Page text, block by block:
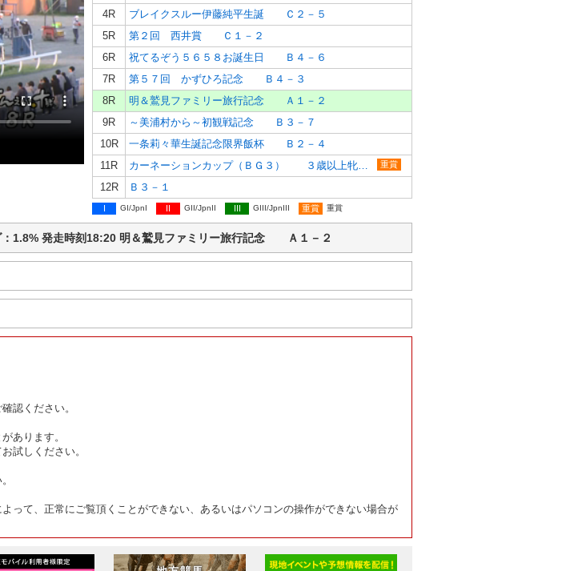
4R
ブレイクスルー伊藤純平生誕 Ｃ２－５
5R
第２回 西井賞 Ｃ１－２
6R
祝てるぞう５６５８お誕生日 Ｂ４－６
7R
第５７回 かずひろ記念 Ｂ４－３
8R
明＆鷲見ファミリー旅行記念 Ａ１－２
9R
～美浦村から～初観戦記念 Ｂ３－７
10R
一条莉々華生誕記念限界飯杯 Ｂ２－４
11R
重賞
12R Ｂ３－１
I GI/JpnI II GII/JpnII III GIII/JpnIII 重賞 重賞
1.8% 発走時刻18:20 明＆鷲見ファミリー旅行記念 Ａ１－２
認ください。
あります。
試しください。
って、正常にご覧頂くことができない、あるいはパソコンの操作ができない場合が